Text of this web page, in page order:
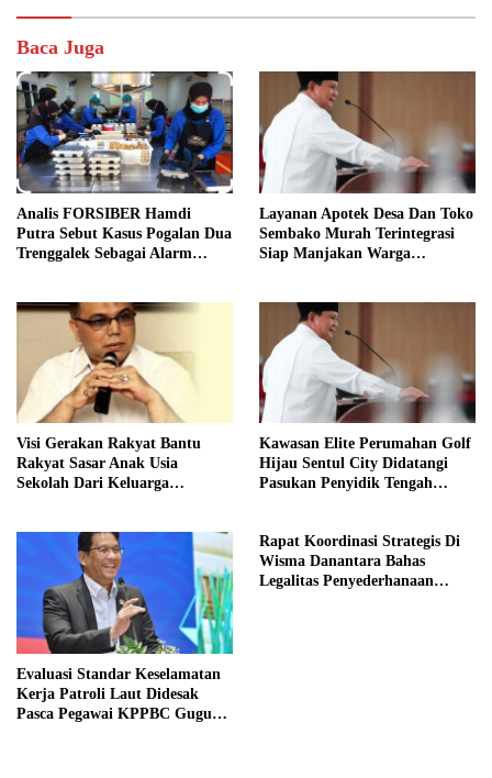
Baca Juga
Analis FORSIBER Hamdi
Putra Sebut Kasus Pogalan Dua
Trenggalek Sebagai Alarm
Layanan Apotek Desa Dan Toko
Sembako Murah Terintegrasi
Siap Manjakan Warga
Visi Gerakan Rakyat Bantu
Rakyat Sasar Anak Usia
Sekolah Dari Keluarga
Kawasan Elite Perumahan Golf
Hijau Sentul City Didatangi
Pasukan Penyidik Tengah
Evaluasi Standar Keselamatan
Kerja Patroli Laut Didesak
Pasca Pegawai KPPBC Gugur
Rapat Koordinasi Strategis Di
Wisma Danantara Bahas
Legalitas Penyederhanaan